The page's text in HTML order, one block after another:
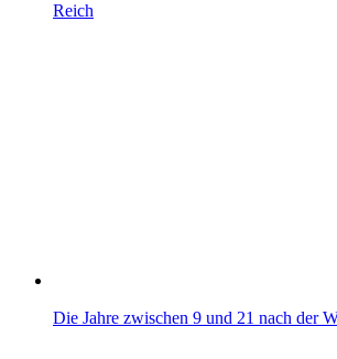
Reich
Die Jahre zwischen 9 und 21 nach der